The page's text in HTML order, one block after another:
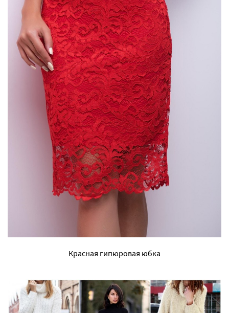
Красная гипюровая юбка